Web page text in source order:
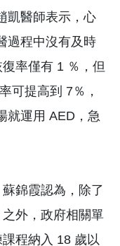
凱醫師表示，心
過程中沒有及時
率僅有 1 ％，但
可提高到 7％，
就運用 AED，急
錦霞認為，除了
外，政府相關單
程納入 18 歲以